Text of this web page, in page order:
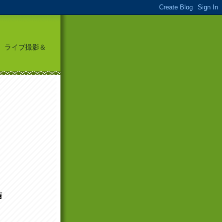
ライブ撮影＆